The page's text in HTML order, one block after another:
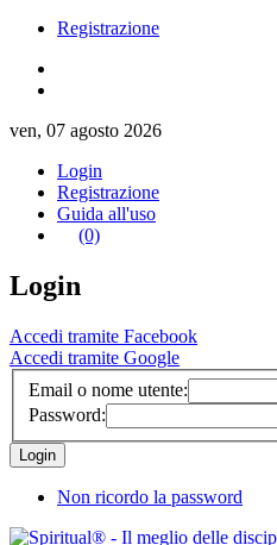
Registrazione
ven, 07 agosto 2026
Login
Registrazione
Guida all'uso
(0)
Login
Accedi tramite Facebook
Accedi tramite Google
Email o nome utente:
Password:
Non ricordo la password